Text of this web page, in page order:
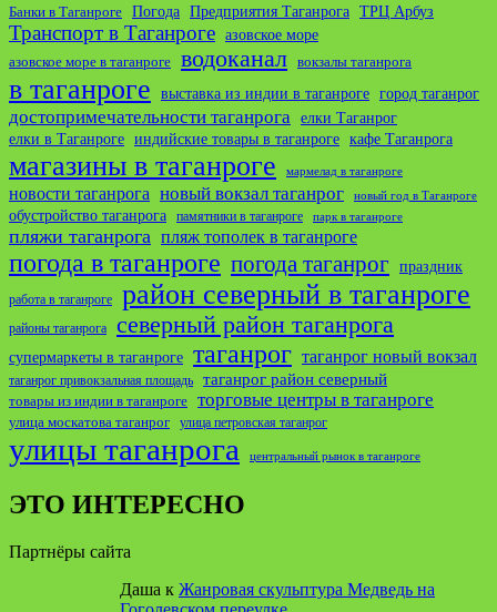
Банки в Таганроге Погода Предприятия Таганрога ТРЦ Арбуз
Транспорт в Таганроге азовское море
азовское море в таганроге водоканал вокзалы таганрога
в таганроге выставка из индии в таганроге город таганрог
достопримечательности таганрога елки Таганрог
елки в Таганроге индийские товары в таганроге кафе Таганрога
магазины в таганроге мармелад в таганроге
новости таганрога новый вокзал таганрог новый год в Таганроге
обустройство таганрога памятники в таганроге парк в таганроге
пляжи таганрога пляж тополек в таганроге
погода в таганроге погода таганрог праздник
работа в таганроге район северный в таганроге
районы таганрога северный район таганрога
супермаркеты в таганроге таганрог таганрог новый вокзал
таганрог привокзальная площадь таганрог район северный
товары из индии в таганроге торговые центры в таганроге
улица москатова таганрог улица петровская таганрог
улицы таганрога центральный рынок в таганроге
ЭТО ИНТЕРЕСНО
Партнёры сайта
Даша к Жанровая скульптура Медведь на